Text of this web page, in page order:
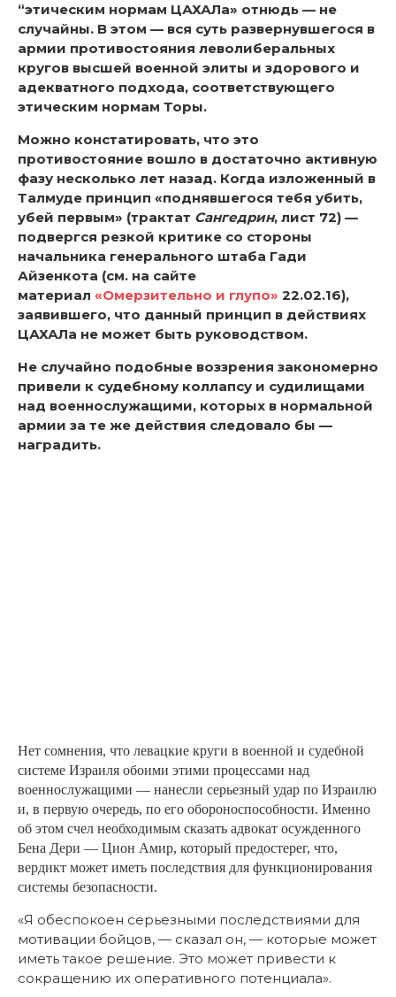
“этическим нормам ЦАХАЛа» отнюдь — не
случайны. В этом — вся суть развернувшегося в
армии противостояния леволиберальных
кругов высшей военной элиты и здорового и
адекватного подхода, соответствующего
этическим нормам Торы.
Можно констатировать, что это
противостояние вошло в достаточно активную
фазу несколько лет назад. Когда изложенный в
Талмуде принцип «поднявшегося тебя убить,
убей первым» (трактат Сангедрин, лист 72) —
подвергся резкой критике со стороны
начальника генерального штаба Гади
Айзенкота (см. на сайте
материал «Омерзительно и глупо» 22.02.16),
заявившего, что данный принцип в действиях
ЦАХАЛа не может быть руководством.
Не случайно подобные воззрения закономерно
привели к судебному коллапсу и судилищами
над военнослужащими, которых в нормальной
армии за те же действия следовало бы —
наградить.
Нет сомнения, что левацкие круги в военной и судебной
системе Израиля обоими этими процессами над
военнослужащими — нанесли серьезный удар по Израилю
и, в первую очередь, по его обороноспособности. Именно
об этом счел необходимым сказать адвокат осужденного
Бена Дери — Цион Амир, который предостерег, что,
вердикт может иметь последствия для функционирования
системы безопасности.
«Я обеспокоен серьезными последствиями для
мотивации бойцов, — сказал он, — которые может
иметь такое решение. Это может привести к
сокращению их оперативного потенциала».